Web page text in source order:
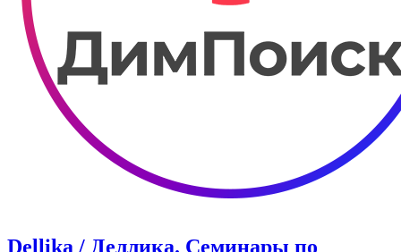
Dellika / Деллика. Семинары по